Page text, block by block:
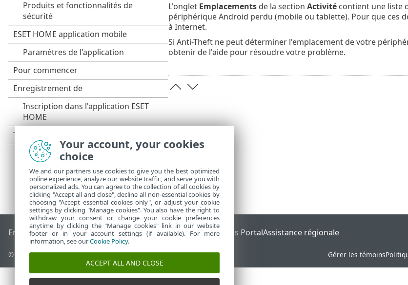
L'onglet Emplacementsde la section Activitécontient une liste
périphérique Android perdu (mobile ou tablette). Pour que ces
à Internet.
Si Anti-Theft ne peut déterminer l'emplacement de votre
obtenir de l'aide pour résoudre votre problème.
End of Life Base de connaissances ESETForum ESETESET Status PortalAssistance régionale
© 1992 - 2026 ESET, spol. s r.o. - Tous droits réservés. Gérer les témoins
Your account, your cookies
choice
We and our partners use cookies to give you the best optimized
online experience, analyze our website traffic, and serve you with
personalized ads. You can agree to the collection of all cookies by
clicking "Accept all and close", decline all non-essential cookies by
choosing "Accept essential cookies only", or adjust your cookie
settings by clicking "Manage cookies". You also have the right to
withdraw your consent or change your cookie preferences
anytime by clicking the "Manage cookies" link in our website
footer or in your account settings (if available). For more
information, see ourCookie Policy.
ACCEPT ALL AND CLOSE